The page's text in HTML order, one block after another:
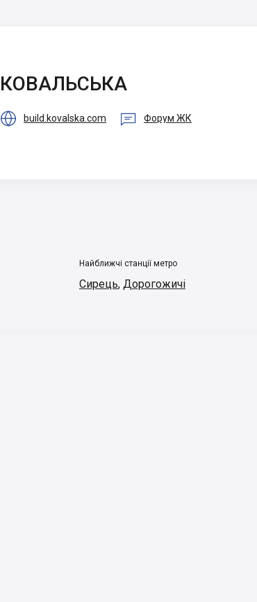
КОВАЛЬСЬКА
 build.kovalska.com  Форум ЖК
Найближчі станції метро
Сирець, Дорогожичі